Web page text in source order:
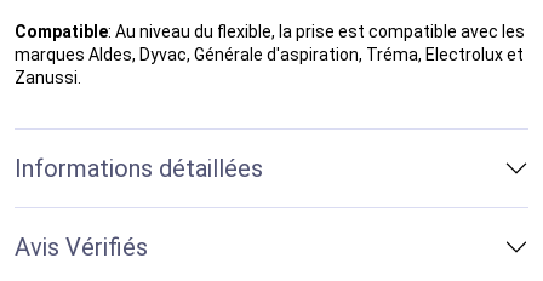
Compatible: Au niveau du flexible, la prise est compatible avec les
marques Aldes, Dyvac, Générale d'aspiration, Tréma, Electrolux et
Zanussi.
Informations détaillées
Avis Vérifiés